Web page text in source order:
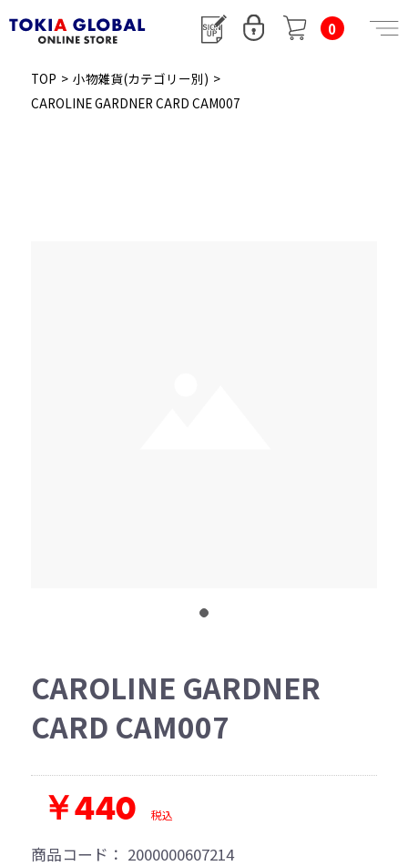
0
TOP > 小物雑貨(カテゴリー別) >
CAROLINE GARDNER CARD CAM007
CAROLINE GARDNER
CARD CAM007
￥440 税込
商品コード： 2000000607214